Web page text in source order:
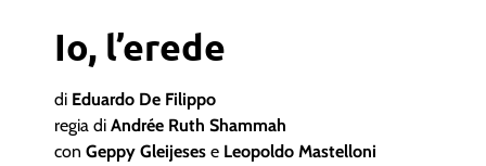
Io, l’erede
di Eduardo De Filippo
regia di Andrée Ruth Shammah
con Geppy Gleijeses e Leopoldo Mastelloni